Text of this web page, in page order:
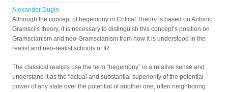
Alexander Dugin
Although the concept of hegemony in Critical Theory is based on Antonio
Gramsci’s theory, it is necessary to distinguish this concept’s position on
Gramscianism and neo-Gramscianism from how it is understood in the
realist and neo-realist schools of IR.
The classical realists use the term “hegemony” in a relative sense and
understand it as the “actual and substantial superiority of the potential
power of any state over the potential of another one, often neighboring